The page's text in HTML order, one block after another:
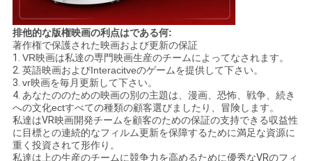
排他的な版権映画の利点はである何:
著作権で保護された映画および更新の保証
1. VR映画は私達の専門映画生産のチームによってなされます。
2. 英語映画およびInteracitveのゲームを提供して下さい。
3. vr映画を毎月更新して下さい。
4. あなたののための映画の別の主題は、漫画、恐怖、戦争、続き
への文化ectすべての種類の顧客選びましたり、冒険します。
私達はVR映画開発チームを顧客のための保証の支持できる収益性
に目標との連続的なフィルム更新を保障するために満足な資源に
重く投資されて形作り。
私達は上の生産のチームに競争力を高めるために優秀なVRのフィ